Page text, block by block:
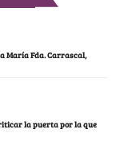
María Fda. Carrascal,
la puerta por la que